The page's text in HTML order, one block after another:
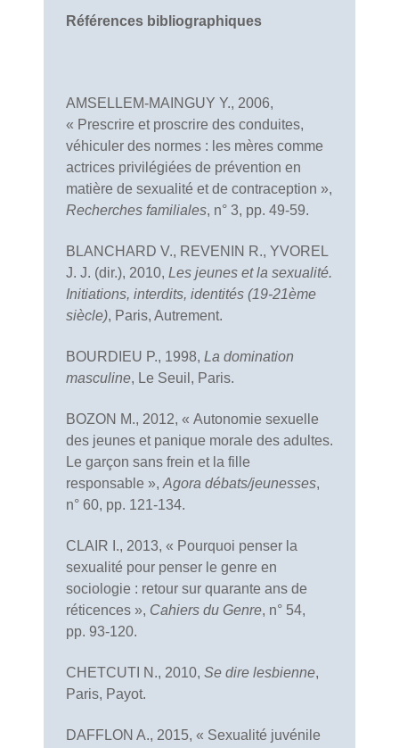
Références bibliographiques
AMSELLEM-MAINGUY Y., 2006,
« Prescrire et proscrire des conduites,
véhiculer des normes : les mères comme
actrices privilégiées de prévention en
matière de sexualité et de contraception »,
Recherches familiales, n° 3, pp. 49-59.
BLANCHARD V., REVENIN R., YVOREL
J. J. (dir.), 2010, Les jeunes et la sexualité.
Initiations, interdits, identités (19-21ème
siècle), Paris, Autrement.
BOURDIEU P., 1998, La domination
masculine, Le Seuil, Paris.
BOZON M., 2012, « Autonomie sexuelle
des jeunes et panique morale des adultes.
Le garçon sans frein et la fille
responsable », Agora débats/jeunesses,
n° 60, pp. 121-134.
CLAIR I., 2013, « Pourquoi penser la
sexualité pour penser le genre en
sociologie : retour sur quarante ans de
réticences », Cahiers du Genre, n° 54,
pp. 93-120.
CHETCUTI N., 2010, Se dire lesbienne,
Paris, Payot.
DAFFLON A., 2015, « Sexualité juvénile